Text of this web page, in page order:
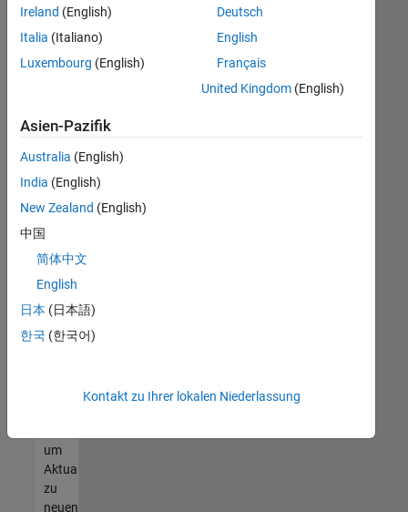
oder
alle
Stellenangebote
anzeigen .
noch
keine
offenen
Stellen
können,
die
Ihren
entsprechen,
werden
unseres
um
Aktualisierungen
zu
neuen
Ireland (English)
Italia (Italiano)
Luxembourg (English)
Deutsch
English
Français
United Kingdom(English)
Asien-Pazifik
Australia (English)
India (English)
New Zealand (English)
中国
简体中文
English
日本 (日本語)
한국 (한국어)
Kontakt zu Ihrer lokalen Niederlassung